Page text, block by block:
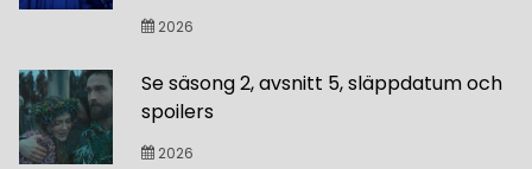
2026
Se säsong 2, avsnitt 5, släppdatum och
spoilers
2026